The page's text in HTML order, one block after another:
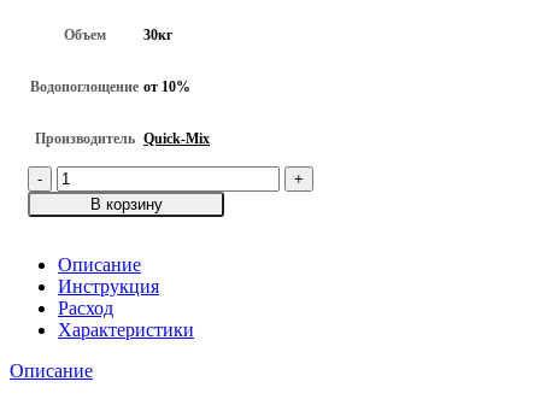
Объем 30кг
Водопоглощение от 10%
Производитель Quick-Mix
Количество
товара
Цветной
раствор
для
лицевого
кирпича
трассом
В корзину
Описание
Инструкция
Расход
Характеристики
Описание